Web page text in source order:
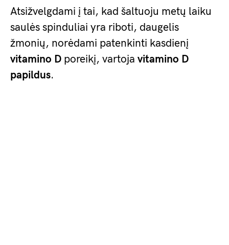
Atsižvelgdami į tai, kad šaltuoju metų laiku
saulės spinduliai yra riboti, daugelis
žmonių, norėdami patenkinti kasdienį
vitamino D poreikį, vartoja vitamino D
papildus.